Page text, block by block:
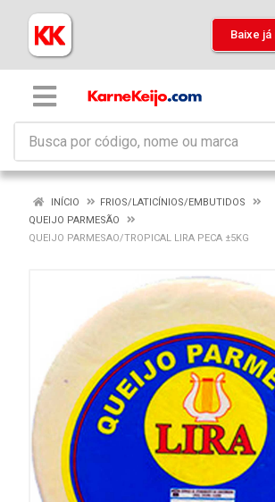
Baixe
INÍCIO
FRIOS/LATICÍNIOS/EMBUTIDOS
QUEIJO PARMESÃO
QUEIJO PARMESAO/TROPICAL LIRA PECA ±5KG